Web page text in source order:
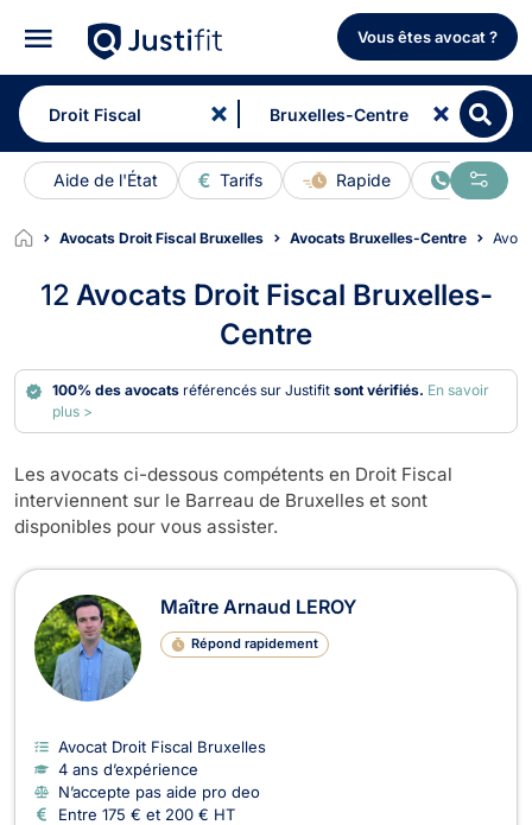
Vous êtes avocat ?
Aide de l'État Tarifs Rapide En ligne
Avocats Droit Fiscal Bruxelles Avocats Bruxelles-Centre
12 Avocats Droit Fiscal Bruxelles-
Centre
100% des avocats référencés sur Justifitsont vérifiés. En savoir
plus >
Les avocats ci-dessous compétents en Droit Fiscal
interviennent sur le Barreau de Bruxelles et sont
disponibles pour vous assister.
Avocats en Droit Fiscal à Bruxelles-
Maître Arnaud LEROY
Répond rapidement
Avocat Droit Fiscal Bruxelles
4 ans d’expérience
N’accepte pas aide pro deo
Entre 175 € et 200 € HT